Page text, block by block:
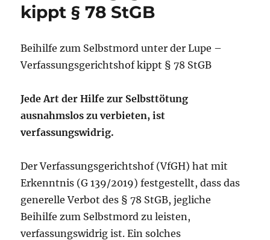
kippt § 78 StGB
Beihilfe zum Selbstmord unter der Lupe –
Verfassungsgerichtshof kippt § 78 StGB
Jede Art der Hilfe zur Selbsttötung
ausnahmslos zu verbieten, ist
verfassungswidrig.
Der Verfassungsgerichtshof (VfGH) hat mit
Erkenntnis (G 139/2019) festgestellt, dass das
generelle Verbot des § 78 StGB, jegliche
Beihilfe zum Selbstmord zu leisten,
verfassungswidrig ist. Ein solches